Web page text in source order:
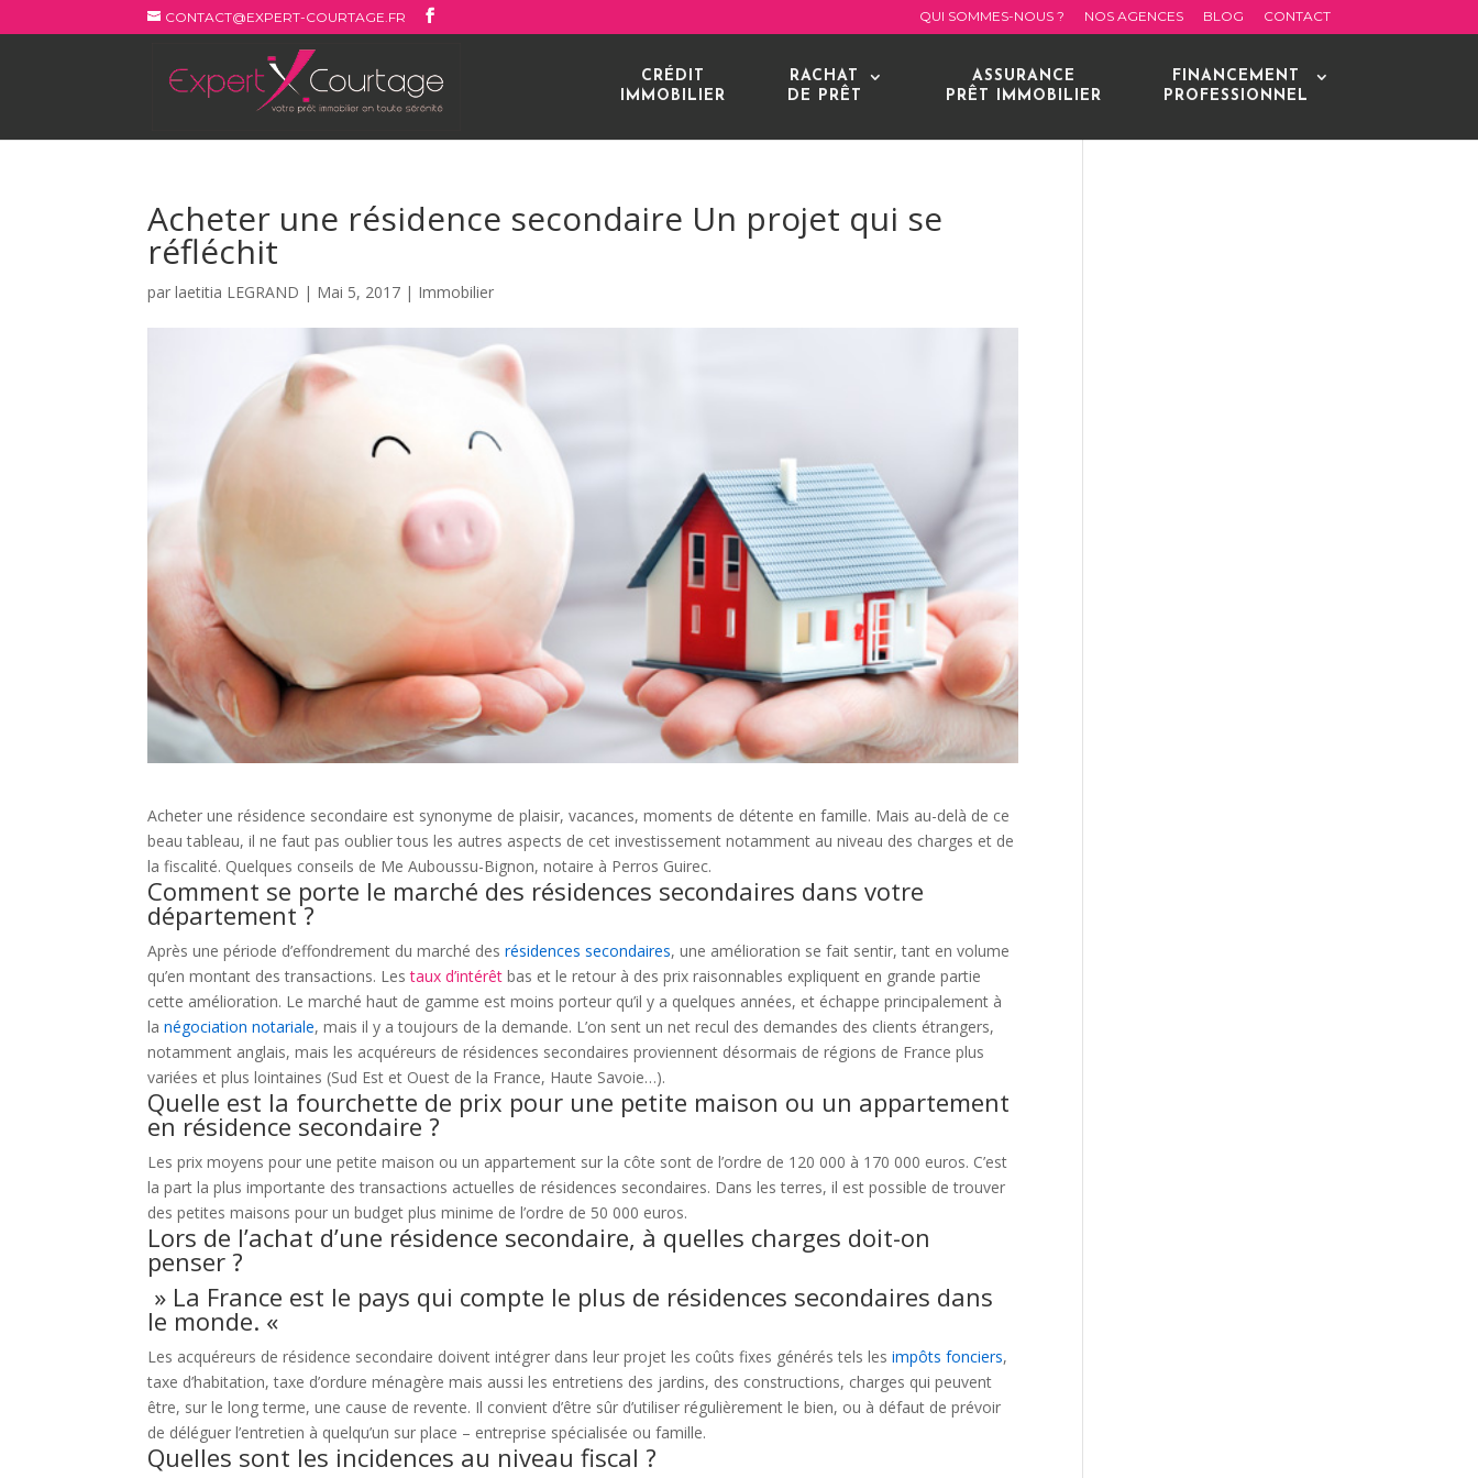
CONTACT@EXPERT-COURTAGE.FR QUI SOMMES-NOUS ? NOS AGENCES BLOG CONTACT
CRÉDIT
IMMOBILIER
RACHAT
DE PRÊT
ASSURANCE
PRÊT IMMOBILIER
FINANCEMENT
PROFESSIONNEL
Acheter une résidence secondaire Un projet qui se
réfléchit
parlaetitia LEGRAND | Mai 5, 2017 | Immobilier
Acheter une résidence secondaire est synonyme de plaisir, vacances, moments de détente en famille. Mais au-delà de ce
beau tableau, il ne faut pas oublier tous les autres aspects de cet investissement notamment au niveau des charges et de
la fiscalité. Quelques conseils de Me Auboussu-Bignon, notaire à Perros Guirec.
Comment se porte le marché des résidences secondaires dans votre
département ?
Après une période d’effondrement du marché desrésidences secondaires, une amélioration se fait sentir, tant en volume
qu’en montant des transactions. Lestaux d’intérêtbas et le retour à des prix raisonnables expliquent en grande partie
cette amélioration. Le marché haut de gamme est moins porteur qu’il y a quelques années, et échappe principalement à
lanégociation notariale, mais il y a toujours de la demande. L’on sent un net recul des demandes des clients étrangers,
notamment anglais, mais les acquéreurs de résidences secondaires proviennent désormais de régions de France plus
variées et plus lointaines (Sud Est et Ouest de la France, Haute Savoie…).
Quelle est la fourchette de prix pour une petite maison ou un appartement
en résidence secondaire ?
Les prix moyens pour une petite maison ou un appartement sur la côte sont de l’ordre de 120 000 à 170 000 euros. C’est
la part la plus importante des transactions actuelles de résidences secondaires. Dans les terres, il est possible de trouver
des petites maisons pour un budget plus minime de l’ordre de 50 000 euros.
Lors de l’achat d’une résidence secondaire, à quelles charges doit-on
penser ?
» La France est le pays qui compte le plus de résidences secondaires dans
le monde. «
Les acquéreurs de résidence secondaire doivent intégrer dans leur projet les coûts fixes générés tels lesimpôts fonciers,
taxe d’habitation, taxe d’ordure ménagère mais aussi les entretiens des jardins, des constructions, charges qui peuvent
être, sur le long terme, une cause de revente. Il convient d’être sûr d’utiliser régulièrement le bien, ou à défaut de prévoir
de déléguer l’entretien à quelqu’un sur place – entreprise spécialisée ou famille.
Quelles sont les incidences au niveau fiscal ?